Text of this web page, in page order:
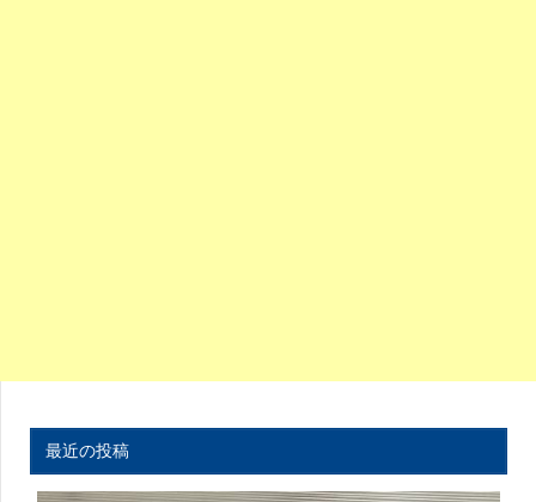
最近の投稿